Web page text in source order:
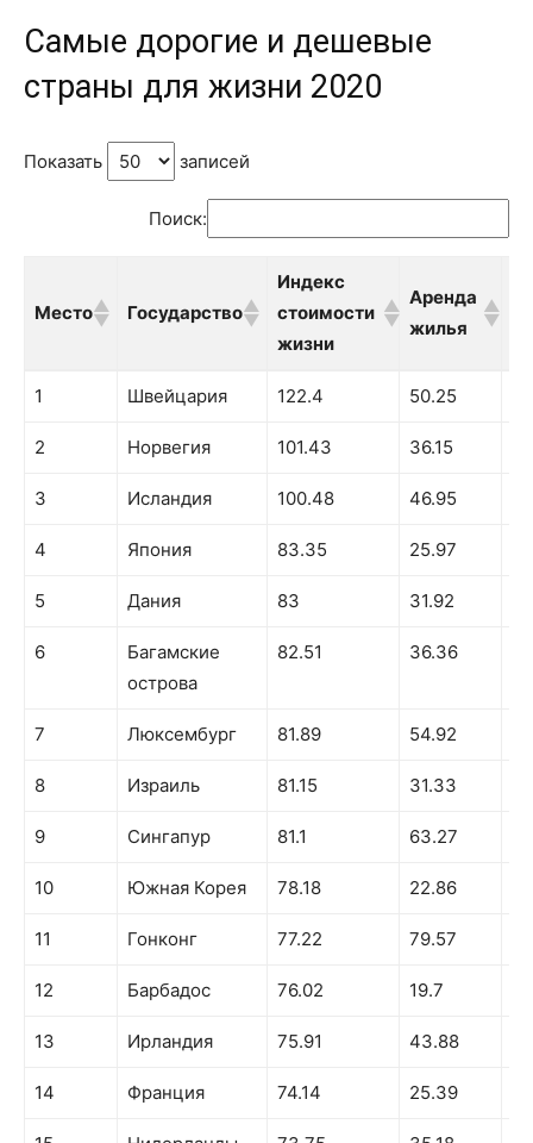
Самые дорогие и дешевые
страны для жизни 2020
Показать записей
Поиск:
Место Государство
Индекс
стоимости
жизни
Аренда
жилья
Место Государство
Индекс
жизни
Аренда
1 Швейцария 122.4 50.25
2 Норвегия 101.43 36.15
3 Исландия 100.48 46.95
4 Япония 83.35 25.97
5 Дания 83 31.92
6
Багамские
острова
82.51 36.36
7 Люксембург 81.89 54.92
8 Израиль 81.15 31.33
9 Сингапур 81.1 63.27
10 Южная Корея 78.18 22.86
11 Гонконг 77.22 79.57
12 Барбадос 76.02 19.7
13 Ирландия 75.91 43.88
14 Франция 74.14 25.39